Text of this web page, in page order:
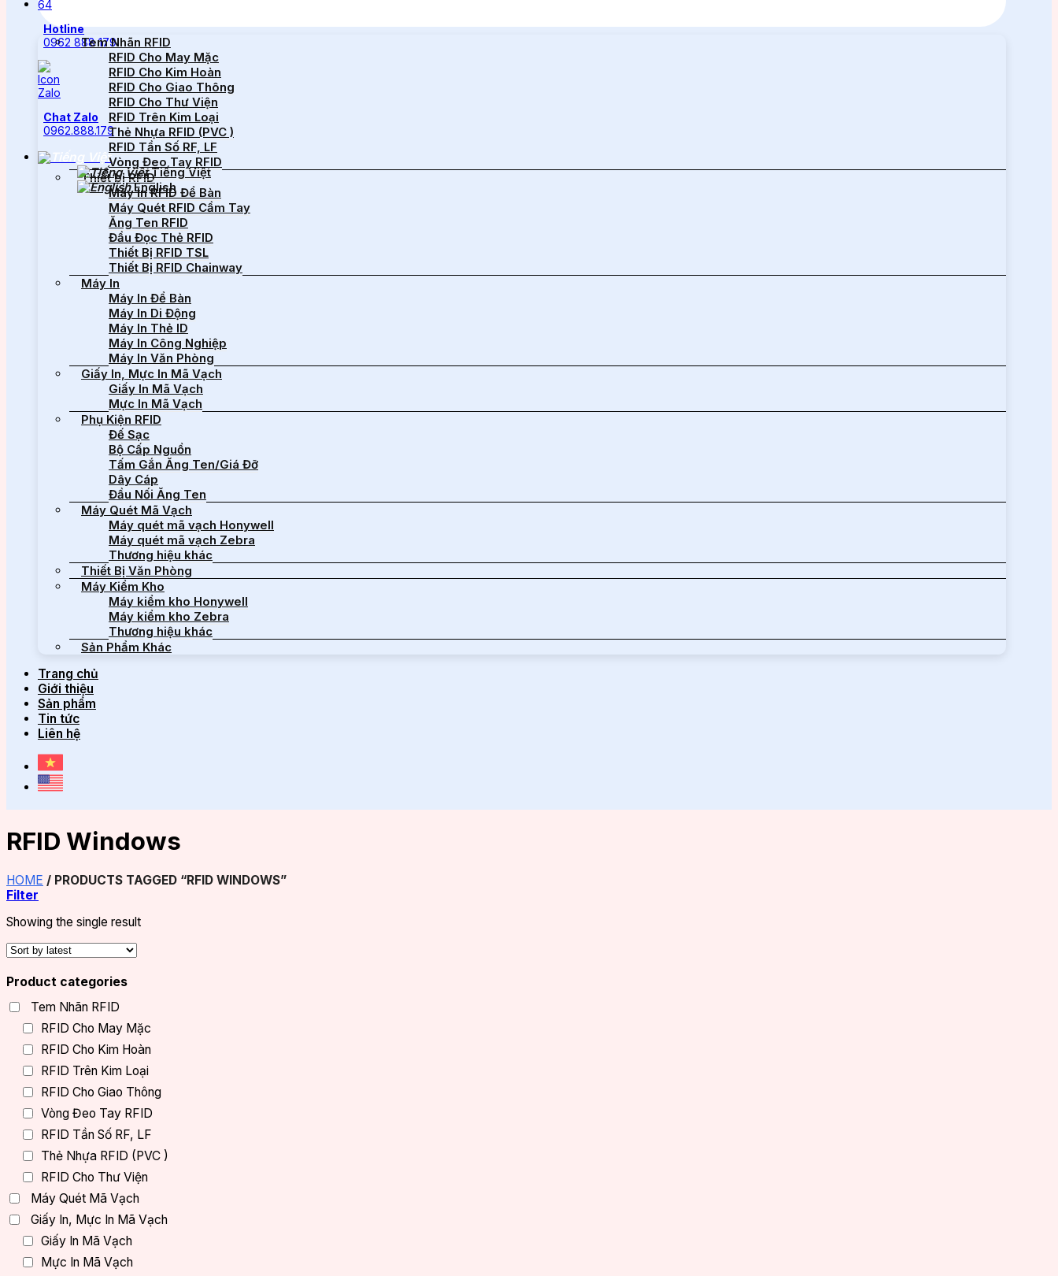
Hotline
0962 888 179
Chat Zalo
0962.888.179
Tiếng Việt
English
Tem Nhãn RFID
RFID Cho May Mặc
RFID Cho Kim Hoàn
RFID Cho Giao Thông
RFID Cho Thư Viện
RFID Trên Kim Loại
Thẻ Nhựa RFID (PVC )
RFID Tần Số RF, LF
Vòng Đeo Tay RFID
Thiết bị RFID
Máy In RFID Để Bàn
Máy Quét RFID Cầm Tay
Ăng Ten RFID
Đầu Đọc Thẻ RFID
Thiết Bị RFID TSL
Thiết Bị RFID Chainway
Máy In
Máy In Để Bàn
Máy In Di Động
Máy In Thẻ ID
Máy In Công Nghiệp
Máy In Văn Phòng
Giấy In, Mực In Mã Vạch
Giấy In Mã Vạch
Mực In Mã Vạch
Phụ Kiện RFID
Đế Sạc
Bộ Cấp Nguồn
Tấm Gắn Ăng Ten/Giá Đỡ
Dây Cáp
Đầu Nối Ăng Ten
Máy Quét Mã Vạch
Máy quét mã vạch Honywell
Máy quét mã vạch Zebra
Thương hiệu khác
Thiết Bị Văn Phòng
Máy Kiểm Kho
Máy kiểm kho Honywell
Máy kiểm kho Zebra
Thương hiệu khác
Sản Phẩm Khác
Trang chủ
Giới thiệu
Sản phẩm
Tin tức
Liên hệ
RFID Windows
HOME / PRODUCTS TAGGED “RFID WINDOWS”
Filter
Showing the single result
Product categories
Tem Nhãn RFID
RFID Cho May Mặc
RFID Cho Kim Hoàn
RFID Trên Kim Loại
RFID Cho Giao Thông
Vòng Đeo Tay RFID
RFID Tần Số RF, LF
Thẻ Nhựa RFID (PVC )
RFID Cho Thư Viện
Máy Quét Mã Vạch
Giấy In, Mực In Mã Vạch
Giấy In Mã Vạch
Mực In Mã Vạch